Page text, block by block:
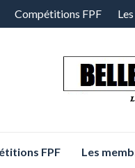
Compétitions FPF
FPF Les